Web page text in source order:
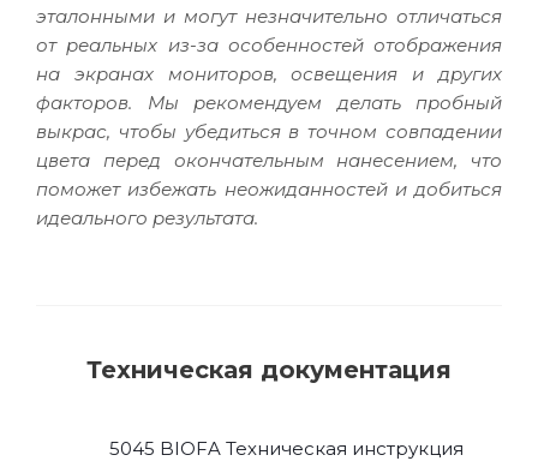
эталонными и могут незначительно отличаться
от реальных из-за особенностей отображения
на экранах мониторов, освещения и других
факторов. Мы рекомендуем делать пробный
выкрас, чтобы убедиться в точном совпадении
цвета перед окончательным нанесением, что
поможет избежать неожиданностей и добиться
идеального результата.
Техническая документация
5045 BIOFA Техническая инструкция